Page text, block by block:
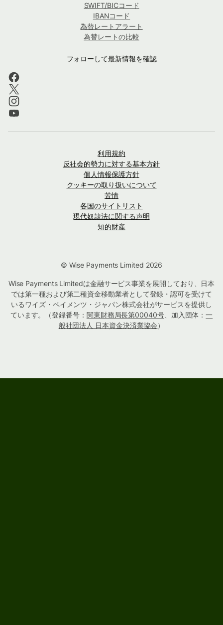
SWIFT/BICコード
IBANコード
為替レートアラート
為替レートの比較
フォローして最新情報を確認
利用規約
反社会的勢力に対する基本方針
個人情報保護方針
クッキーの取り扱いについて
苦情
各国のサイトリスト
現代奴隷法に関する声明
知的財産
© Wise Payments Limited 2026
Wise Payments Limitedは金融サービス事業を展開しており、日本
では第一種および第二種資金移動業者として登録・認可を受けて
いるワイズ・ペイメンツ・ジャパン株式会社がサービスを提供し
ています。（登録番号： 関東財務局長第00040号、加入団体：一
般社団法人 日本資金決済業協会）